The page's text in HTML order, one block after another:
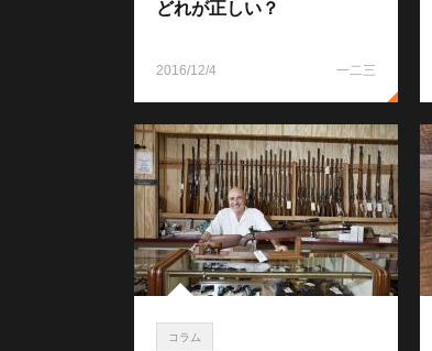
どれが正しい？
2016/12/4 一二三
コラム